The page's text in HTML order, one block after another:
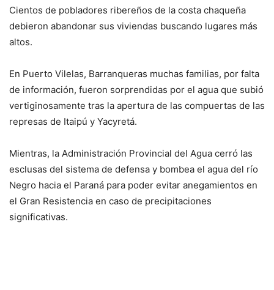
Cientos de pobladores ribereños de la costa chaqueña
debieron abandonar sus viviendas buscando lugares más
altos.
En Puerto Vilelas, Barranqueras muchas familias, por falta
de información, fueron sorprendidas por el agua que subió
vertiginosamente tras la apertura de las compuertas de las
represas de Itaipú y Yacyretá.
Mientras, la Administración Provincial del Agua cerró las
esclusas del sistema de defensa y bombea el agua del río
Negro hacia el Paraná para poder evitar anegamientos en
el Gran Resistencia en caso de precipitaciones
significativas.